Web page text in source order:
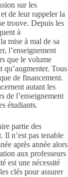
sur les
de leur rappeler la
trouve. Depuis les
à
mise à mal de sa
l’enseignement
que le volume
qu’augmenter. Tous
de financement.
autant les
de l’enseignement
étudiants.
partie des
Il n’est pas tenable
après année alors
aux professeurs
est une nécessité
clés pour assurer